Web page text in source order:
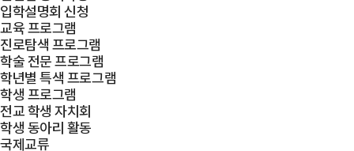
입학설명회 신청
교육 프로그램
진로탐색 프로그램
학술 전문 프로그램
학년별 특색 프로그램
학생 프로그램
전교 학생 자치회
학생 동아리 활동
국제교류